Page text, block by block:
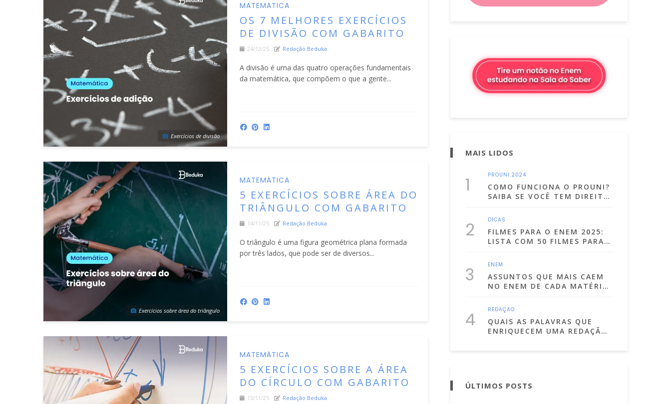
Exercícios de divisão
MATEMÁTICA
OS 7 MELHORES EXERCÍCIOS
DE DIVISÃO COM GABARITO
24/12/25 Redação Beduka
A divisão é uma das quatro operações fundamentais
da matemática, que compõem o que a gente...
Exercícios sobre área do triângulo
MATEMÁTICA
5 EXERCÍCIOS SOBRE ÁREA DO
TRIÂNGULO COM GABARITO
14/11/25 Redação Beduka
O triângulo é uma figura geométrica plana formada
por três lados, que pode ser de diversos...
MATEMÁTICA
5 EXERCÍCIOS SOBRE A ÁREA
DO CÍRCULO COM GABARITO
13/11/25 Redação Beduka
MAIS LIDOS
1 PROUNI 2024
COMO FUNCIONA O PROUNI?
SAIBA SE VOCÊ TEM DIREITO
2 DICAS
FILMES PARA O ENEM 2025:
LISTA COM 50 FILMES PARA
3 ENEM
ASSUNTOS QUE MAIS CAEM
NO ENEM DE CADA MATÉRIA!
2025)
4 REDAÇÃO
QUAIS AS PALAVRAS QUE
ENRIQUECEM UMA REDAÇÃO
ÚLTIMOS POSTS